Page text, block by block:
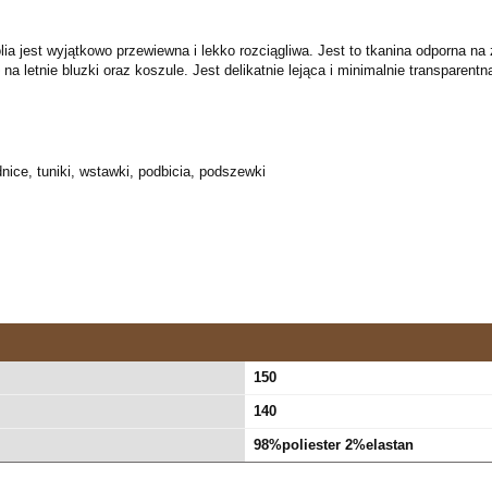
jest wyjątkowo przewiewna i lekko rozciągliwa. Jest to tkanina odporna
letnie bluzki oraz koszule. Jest delikatnie lejąca i minimalnie
tuniki, wstawki, podbicia, podszewki
150
140
98%poliester 2%elastan